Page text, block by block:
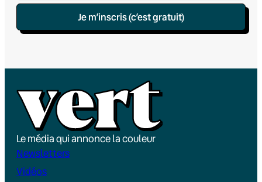
Je m’inscris (c’est gratuit)
Le média qui annonce la couleur
Newsletters
Vidéos